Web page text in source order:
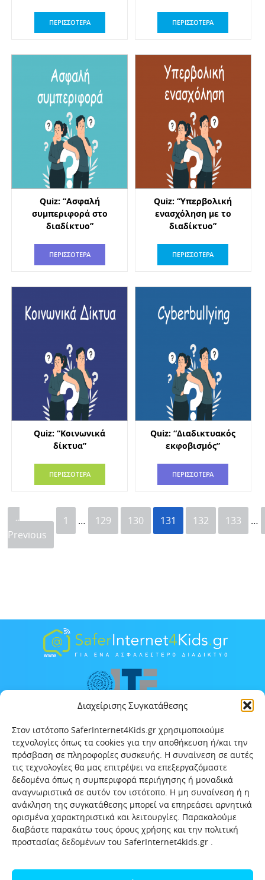
Διαχείρισης Συγκατάθεσης
Στον ιστότοπο SaferInternet4Kids.gr χρησιμοποιούμε
τεχνολογίες όπως τα cookies για την αποθήκευση ή/και την
πρόσβαση σε πληροφορίες συσκευής. Η συναίνεση σε αυτές
τις τεχνολογίες θα μας επιτρέψει να επεξεργαζόμαστε
δεδομένα όπως η συμπεριφορά περιήγησης ή μοναδικά
αναγνωριστικά σε αυτόν τον ιστότοπο. Η μη συναίνεση ή η
ανάκληση της συγκατάθεσης μπορεί να επηρεάσει αρνητικά
ορισμένα χαρακτηριστικά και λειτουργίες. Παρακαλούμε
διαβάστε παρακάτω τους όρους χρήσης και την πολιτική
προστασίας δεδομένων του SaferInternet4kids.gr .
ΠΕΡΙΣΣΟΤΕΡΑ ΠΕΡΙΣΣΟΤΕΡΑ
Quiz: “Ασφαλή
συμπεριφορά στο
διαδίκτυο”
ΠΕΡΙΣΣΟΤΕΡΑ
Quiz: “Υπερβολική
ενασχόληση με το
διαδίκτυο”
ΠΕΡΙΣΣΟΤΕΡΑ
Quiz: “Κοινωνικά
δίκτυα”
ΠΕΡΙΣΣΟΤΕΡΑ
Quiz: “Διαδικτυακός
εκφοβισμός”
ΠΕΡΙΣΣΟΤΕΡΑ
«
Previous
1 … 129 130 131 132 133 …
Πολιτική προστασίας δεδομένων